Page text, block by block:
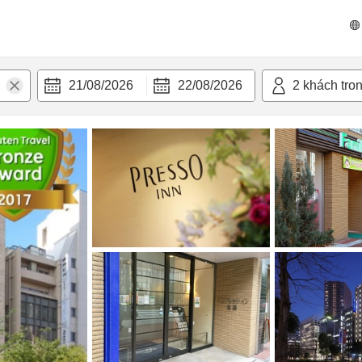
21/08/2026 22/08/2026 2 khách
nghi